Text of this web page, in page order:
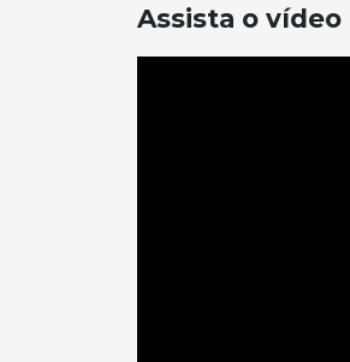
Assista o vídeo